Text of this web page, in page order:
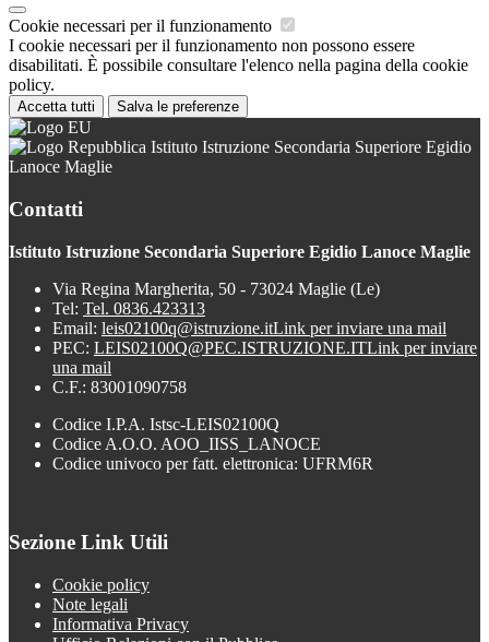
Cookie necessari per il funzionamento
I cookie necessari per il funzionamento non possono essere
disabilitati. È possibile consultare l'elenco nella pagina della cookie
policy.
Accetta tutti Salva le preferenze
Istituto Istruzione Secondaria Superiore Egidio
Lanoce Maglie
Contatti
Istituto Istruzione Secondaria Superiore Egidio Lanoce Maglie
Via Regina Margherita, 50 - 73024 Maglie (Le)
Tel: Tel. 0836.423313
Email: leis02100q@istruzione.itLink per inviare una mail
PEC: LEIS02100Q@PEC.ISTRUZIONE.ITLink per inviare
una mail
C.F.: 83001090758
Codice I.P.A. Istsc-LEIS02100Q
Codice A.O.O. AOO_IISS_LANOCE
Codice univoco per fatt. elettronica: UFRM6R
Sezione Link Utili
Cookie policy
Note legali
Informativa Privacy